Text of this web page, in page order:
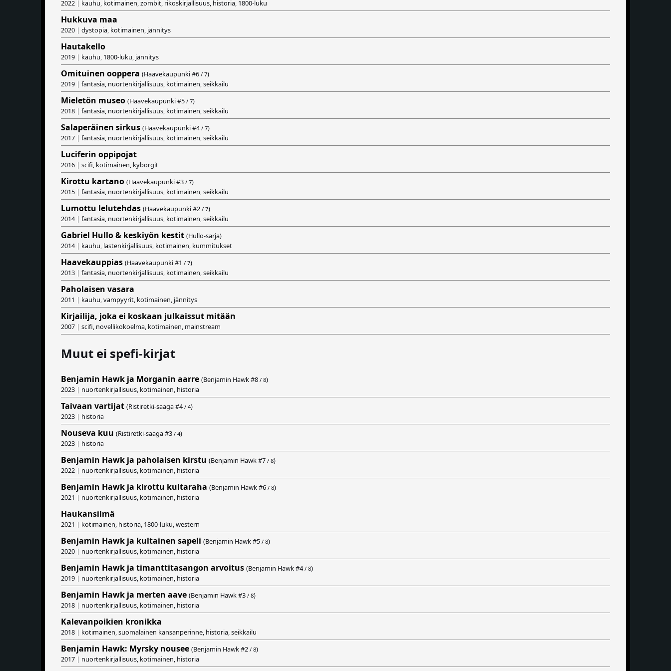
2022 | kauhu, kotimainen, zombit, rikoskirjallisuus, historia, 1800-luku
Hukkuva maa
2020 | dystopia, kotimainen, jännitys
Hautakello
2019 | kauhu, 1800-luku, jännitys
Omituinen ooppera (Haavekaupunki #6 / 7)
2019 | fantasia, nuortenkirjallisuus, kotimainen, seikkailu
Mieletön museo (Haavekaupunki #5 / 7)
2018 | fantasia, nuortenkirjallisuus, kotimainen, seikkailu
Salaperäinen sirkus (Haavekaupunki #4 / 7)
2017 | fantasia, nuortenkirjallisuus, kotimainen, seikkailu
Luciferin oppipojat
2016 | scifi, kotimainen, kyborgit
Kirottu kartano (Haavekaupunki #3 / 7)
2015 | fantasia, nuortenkirjallisuus, kotimainen, seikkailu
Lumottu lelutehdas (Haavekaupunki #2 / 7)
2014 | fantasia, nuortenkirjallisuus, kotimainen, seikkailu
Gabriel Hullo & keskiyön kestit (Hullo-sarja)
2014 | kauhu, lastenkirjallisuus, kotimainen, kummitukset
Haavekauppias (Haavekaupunki #1 / 7)
2013 | fantasia, nuortenkirjallisuus, kotimainen, seikkailu
Paholaisen vasara
2011 | kauhu, vampyyrit, kotimainen, jännitys
Kirjailija, joka ei koskaan julkaissut mitään
2007 | scifi, novellikokoelma, kotimainen, mainstream
Muut ei spefi-kirjat
Benjamin Hawk ja Morganin aarre (Benjamin Hawk #8 / 8)
2023 | nuortenkirjallisuus, kotimainen, historia
Taivaan vartijat (Ristiretki-saaga #4 / 4)
2023 | historia
Nouseva kuu (Ristiretki-saaga #3 / 4)
2023 | historia
Benjamin Hawk ja paholaisen kirstu (Benjamin Hawk #7 / 8)
2022 | nuortenkirjallisuus, kotimainen, historia
Benjamin Hawk ja kirottu kultaraha (Benjamin Hawk #6 / 8)
2021 | nuortenkirjallisuus, kotimainen, historia
Haukansilmä
2021 | kotimainen, historia, 1800-luku, western
Benjamin Hawk ja kultainen sapeli (Benjamin Hawk #5 / 8)
2020 | nuortenkirjallisuus, kotimainen, historia
Benjamin Hawk ja timanttitasangon arvoitus (Benjamin Hawk #4 / 8)
2019 | nuortenkirjallisuus, kotimainen, historia
Benjamin Hawk ja merten aave (Benjamin Hawk #3 / 8)
2018 | nuortenkirjallisuus, kotimainen, historia
Kalevanpoikien kronikka
2018 | kotimainen, suomalainen kansanperinne, historia, seikkailu
Benjamin Hawk: Myrsky nousee (Benjamin Hawk #2 / 8)
2017 | nuortenkirjallisuus, kotimainen, historia